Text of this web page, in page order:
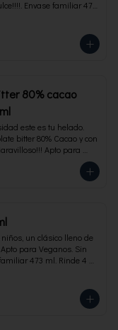
Envase familiar 473
80% cacao
este es tu helado.
bitter 80% Cacao y con
Apto para
familiar 473 ml, rinde 4
un clásico lleno de
para Veganos. Sin
473 ml. Rinde 4